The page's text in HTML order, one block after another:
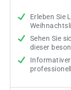
Erleben Sie
Sehen Sie
dieser